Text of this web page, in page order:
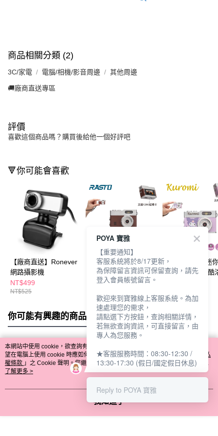
商品相關分類 (2)
3C/家電 電腦/相機/影音周邊 其他周邊
🚚廠商直送專區
評價
喜歡這個商品嗎？購買後給他一個好評吧
🔻你可能會喜歡
【廠商直送】Ronever
網路攝影機
NT$499
NT$525
【廠商直送】RASTO
微型數位拍照錄影相
機-咖-RP1
NT$790
【廠商直送】迷
拍照錄影相機-酷
你可能有興趣的商品 全站排行
熱門標籤
本網站中使用 cookie，欲查詢有關本網站使用 cookie 方式之詳情，及若您不希
望在電腦上使用 cookie 時應如何變更電腦的 cookie 設定，請參閱本網站「
隱私
權條款 」之 Cookie 聲明。您繼續使用本網站即表示您同意本公司得按本網站使
用條款之 Cookie 聲明使用 cookie。
了解更多 >
我知道了
POYA 寶雅
【重要通知】
客服系統將於8/17更新，
為保障留言資訊可保留查詢，請先
登入會員帳號留言。
歡迎來到寶雅線上客服系統。為加
速處理您的需求，
請點選下方按鈕，查詢相關詳情，
若無欲查詢資訊，可直接留言，由
專人為您服務。
★客服服務時間：08:30-12:30 /
13:30-17:30 (假日/國定假日休息)
Reply to POYA 寶雅